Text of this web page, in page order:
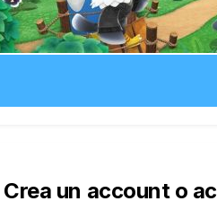
Crea un account o